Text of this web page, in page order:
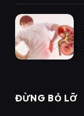
ĐỪNG BỎ LỠ